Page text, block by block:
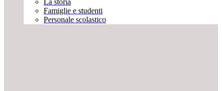
La storia
Famiglie e studenti
Personale scolastico